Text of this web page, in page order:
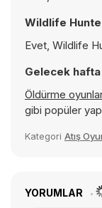
Wildlife
Evet, Wildlife
Gelecek
Öldürme
gibi popüler
Kategori Atış
YORUMLAR